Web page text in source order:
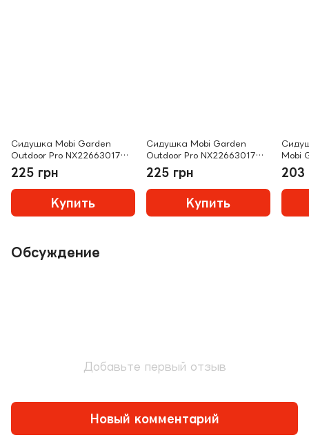
Сидушка Mobi Garden
Outdoor Pro NX22663017
beige
225 грн
Купить
Сидушка Mobi Garden
Outdoor Pro NX22663017
green
225 грн
Купить
Mobi
203
Обсуждение
Добавьте первый отзыв
Новый комментарий